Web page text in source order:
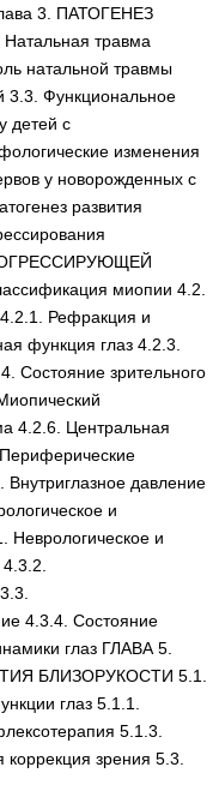
3. ПАТОГЕНЕЗ
травма
натальной травмы
3.3. Функциональное
детей с
изменения
у новорожденных с
развития
миопии 4.2.
Рефракция и
функция глаз 4.2.3.
Состояние зрительного
4.2.6. Центральная
давление
и
Неврологическое и
4.3.4. Состояние
глаз ГЛАВА 5.
БЛИЗОРУКОСТИ 5.1.
глаз 5.1.1.
5.1.3.
зрения 5.3.